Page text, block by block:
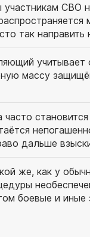
СВО
так
массу
дальше
же, как у
боевые и